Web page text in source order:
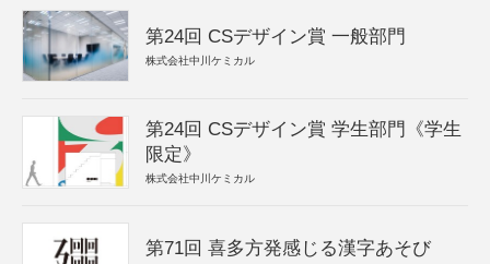
第24回 CSデザイン賞 一般部門
株式会社中川ケミカル
第24回 CSデザイン賞 学生部門《学生
限定》
株式会社中川ケミカル
第71回 喜多方発感じる漢字あそび